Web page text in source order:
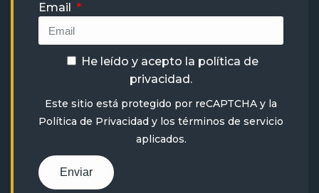
Email
He leído y acepto la política de
privacidad .
Este sitio está protegido por reCAPTCHA y la
Política de Privacidad y los términos de servicio
aplicados.
Enviar